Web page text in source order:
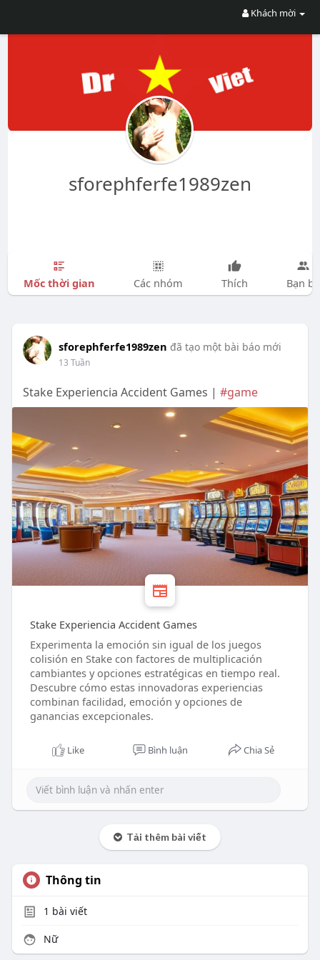
Khách mời
sforephferfe1989zen
Mốc thời gian Các nhóm Thích Bạn bè
sforephferfe1989zen đã tạo một bài báo mới
13 Tuần
Stake Experiencia Accident Games | #game
Stake Experiencia Accident Games
Experimenta la emoción sin igual de los juegos
colisión en Stake con factores de multiplicación
cambiantes y opciones estratégicas en tiempo real.
Descubre cómo estas innovadoras experiencias
combinan facilidad, emoción y opciones de
ganancias excepcionales.
Like Bình luận Chia Sẻ
Tải thêm bài viết
Thông tin
1 bài viết
Nữ